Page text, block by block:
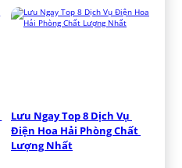
Lưu Ngay Top 8 Dịch Vụ
Điện Hoa Hải Phòng Chất
Lượng Nhất